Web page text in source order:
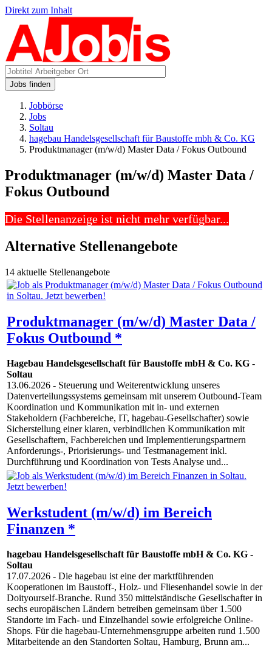
Direkt zum Inhalt
Jobs finden
Jobbörse
Jobs
Soltau
hagebau Handelsgesellschaft für Baustoffe mbh & Co. KG
Produktmanager (m/w/d) Master Data / Fokus Outbound
Produktmanager (m/w/d) Master Data /
Fokus Outbound
Die Stellenanzeige ist nicht mehr verfügbar...
Alternative Stellenangebote
14 aktuelle Stellenangebote
Produktmanager (m/w/d) Master Data /
Fokus Outbound *
Hagebau Handelsgesellschaft für Baustoffe mbH & Co. KG -
Soltau
13.06.2026 - Steuerung und Weiterentwicklung unseres
Datenverteilungssystems gemeinsam mit unserem Outbound-Team
Koordination und Kommunikation mit in- und externen
Stakeholdern (Fachbereiche, IT, hagebau-Gesellschafter) sowie
Sicherstellung einer klaren, verbindlichen Kommunikation mit
Gesellschaftern, Fachbereichen und Implementierungspartnern
Anforderungs-, Priorisierungs- und Testmanagement inkl.
Durchführung und Koordination von Tests Analyse und...
Werkstudent (m/w/d) im Bereich
Finanzen *
hagebau Handelsgesellschaft für Baustoffe mbH & Co. KG -
Soltau
17.07.2026 - Die hagebau ist eine der marktführenden
Kooperationen im Baustoff-, Holz- und Fliesenhandel sowie in der
Doityourself-Branche. Rund 350 mittelständische Gesellschafter in
sechs europäischen Ländern betreiben gemeinsam über 1.500
Standorte im Fach- und Einzelhandel sowie erfolgreiche Online-
Shops. Für die hagebau-Unternehmensgruppe arbeiten rund 1.500
Mitarbeitende an den Standorten Soltau, Hamburg, Brunn am...